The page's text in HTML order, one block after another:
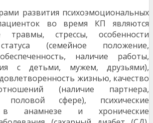
развития психоэмоциональных
во время КП являются
травмы, стрессы, особенности
(семейное положение,
наличие работы,
с детьми, мужем, друзьями),
жизнью, качество
(наличие партнера,
сфере), психические
в анамнезе и хронические